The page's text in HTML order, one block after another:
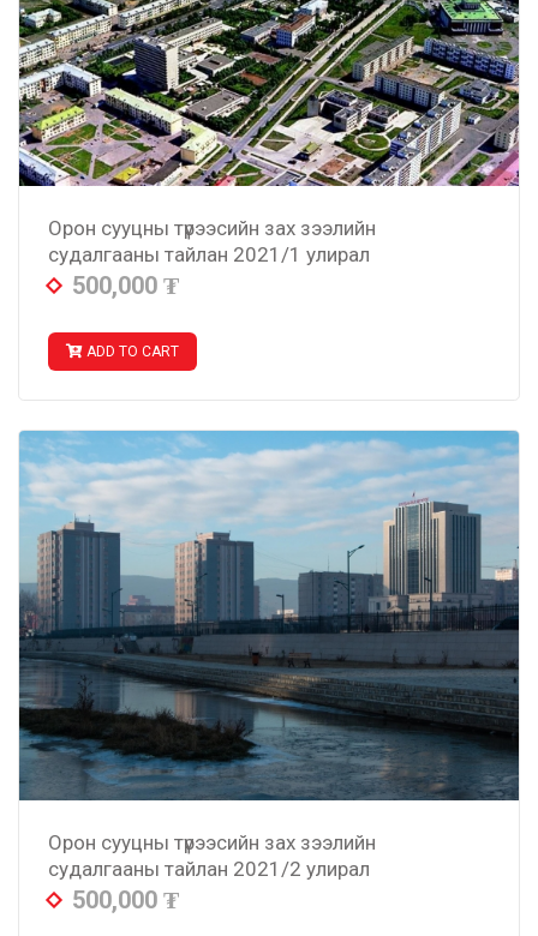
Орон сууцны түрээсийн зах зээлийн
судалгааны тайлан 2021/1 улирал
500,000 ₮
ADD TO CART
Орон сууцны түрээсийн зах зээлийн
судалгааны тайлан 2021/2 улирал
500,000 ₮